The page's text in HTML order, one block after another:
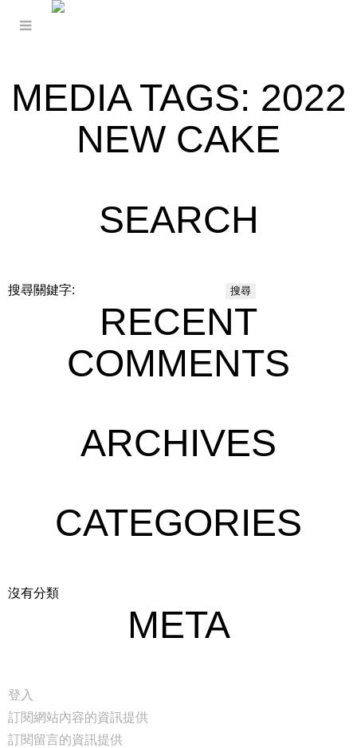
MEDIA TAGS: 2022
NEW CAKE
SEARCH
搜尋關鍵字:
RECENT
COMMENTS
ARCHIVES
CATEGORIES
沒有分類
META
登入
訂閱網站內容的資訊提供
訂閱留言的資訊提供